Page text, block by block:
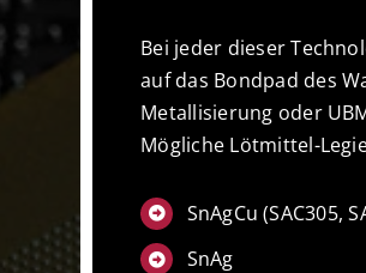
Bei jeder dieser
auf das Bondpad des
Metallisierung oder
Mögliche Lötmittel-
SnAgCu (SAC305,
SnAg